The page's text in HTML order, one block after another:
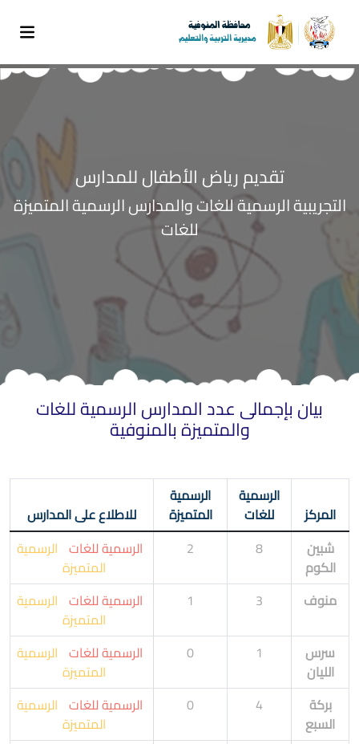
تقديم رياض الأطفال للمدارس
التجريبية الرسمية للغات والمدارس الرسمية المتميزة
للغات
بيان بإجمالى عدد المدارس الرسمية للغات
والمتميزة بالمنوفية
المركز
الرسمية
للغات
الرسمية
المتميزة
للاطلاع على المدارس
شبين
الكوم
8
2 الرسمية للغات الرسمية
المتميزة
منوف
3
1 الرسمية للغات الرسمية
المتميزة
سرس
الليان
1
0 الرسمية للغات الرسمية
المتميزة
بركة
السبع
4
0 الرسمية للغات الرسمية
المتميزة